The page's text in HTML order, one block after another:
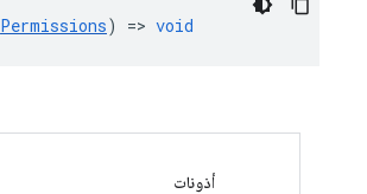
Permissions) => void
أذونات